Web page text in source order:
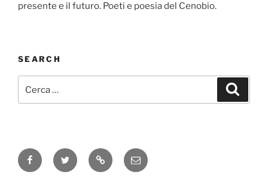
presente e il futuro. Poeti e poesia del Cenobio.
SEARCH
FacebookTwitter InstagramEmail